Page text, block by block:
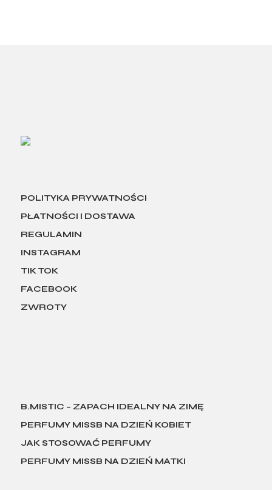
POLITYKA PRYWATNOŚCI
PŁATNOŚCI I DOSTAWA
REGULAMIN
INSTAGRAM
TIK TOK
FACEBOOK
ZWROTY
B.MISTIC – ZAPACH IDEALNY NA ZIMĘ
PERFUMY MISSB NA DZIEŃ KOBIET
JAK STOSOWAĆ PERFUMY
PERFUMY MISSB NA DZIEŃ MATKI